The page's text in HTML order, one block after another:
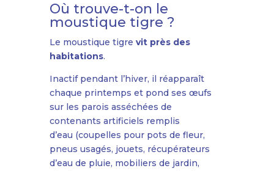
Où trouve-t-on le
moustique tigre ?
Le moustique tigre vit près des
habitations.
Inactif pendant l’hiver, il réapparaît
chaque printemps et pond ses œufs
sur les parois asséchées de
contenants artificiels remplis
d’eau (coupelles pour pots de fleur,
pneus usagés, jouets, récupérateurs
d’eau de pluie, mobiliers de jardin,